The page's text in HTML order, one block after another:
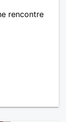
rencontre